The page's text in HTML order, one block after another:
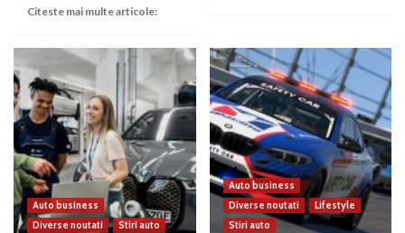
Citeste mai multe articole:
Auto business
Diverse noutati
Stiri auto
Auto business
Diverse noutati
Lifestyle
Stiri auto